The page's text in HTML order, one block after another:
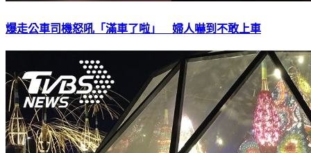
爆走公車司機怒吼「滿車了啦」 婦人嚇到不敢上車